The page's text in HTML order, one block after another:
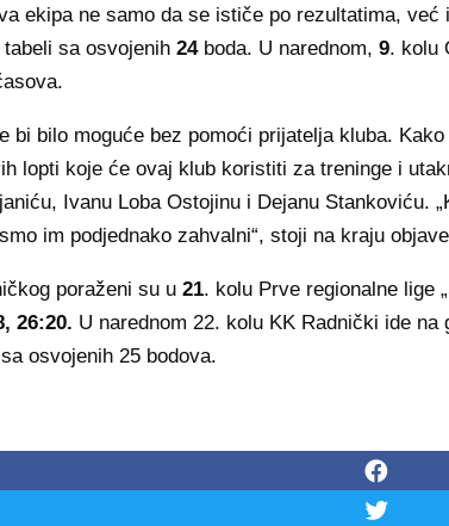
ekipa ne samo da se ističe po rezultatima,
sa osvojenih 24 boda. U narednom, 9. kolu
bi bilo moguće bez pomoći prijatelja kluba.
lopti koje će ovaj klub koristiti za treninge i
Ivanu Loba Ostojinu i Dejanu Stankoviću.
im podjednako zahvalni“, stoji na kraju
poraženi su u 21. kolu Prve regionalne lige
26:20. U narednom 22. kolu KK Radnički ide
osvojenih 25 bodova.